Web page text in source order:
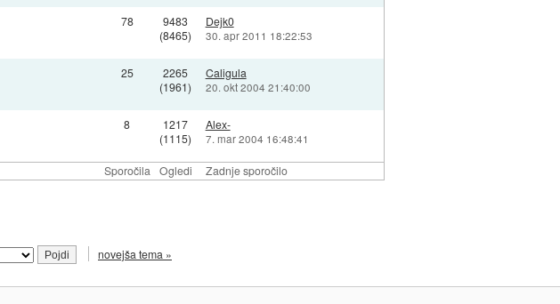
Sporočila Ogledi Zadnje sporočilo
78
9483
(8465)
Dejk0
30. apr 2011 18:22:53
25
2265
(1961)
Caligula
20. okt 2004 21:40:00
8
1217
(1115)
Alex-
7. mar 2004 16:48:41
novejša tema »